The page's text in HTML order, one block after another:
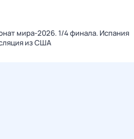
мира-2026. 1/4 финала. Испания
из США